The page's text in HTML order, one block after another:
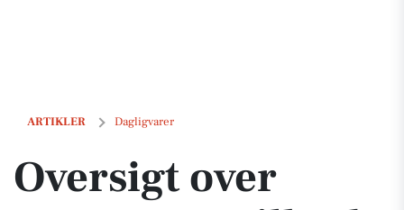
ARTIKLER Dagligvarer
Oversigt over næste uges tilbud på dagligvarer
Oversigt over